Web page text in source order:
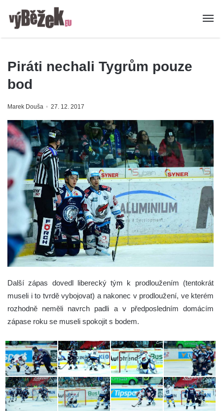
Piráti nechali Tygrům pouze
bod
Marek Douša 27. 12. 2017
Další zápas dovedl liberecký tým k prodloužením (tentokrát
museli i to tvrdě vybojovat) a nakonec v prodloužení, ve kterém
rozhodně neměli navrch padli a v předposledním domácím
zápase roku se museli spokojit s bodem.